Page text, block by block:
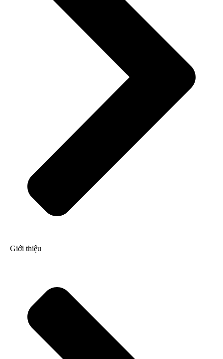
Giới thiệu